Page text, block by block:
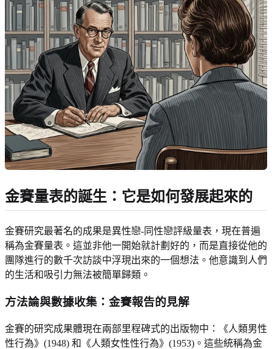
金賽量表的誕生：它是如何發展起來的
金賽研究最著名的成果是異性戀-同性戀評級量表，現在普遍
稱為金賽量表。這並非他一開始就計劃好的，而是直接從他的
團隊進行的數千次訪談中浮現出來的一個想法。他意識到人們
的生活和吸引力無法被簡單歸類。
方法論與數據收集：金賽報告的見解
金賽的研究成果體現在兩部里程碑式的出版物中：《人類男性
性行為》(1948) 和《人類女性性行為》(1953)。這些統稱為金